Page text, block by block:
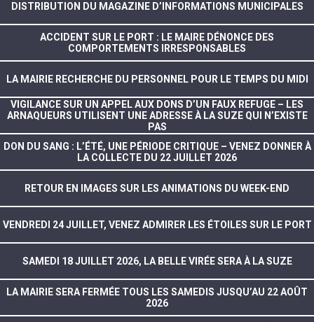
DISTRIBUTION DU MAGAZINE D’INFORMATIONS MUNICIPALES
ACCIDENT SUR LE PORT : LE MAIRE DÉNONCE DES
COMPORTEMENTS IRRESPONSABLES
LA MAIRIE RECHERCHE DU PERSONNEL POUR LE TEMPS DU MIDI
VIGILANCE SUR UN APPEL AUX DONS D’UN FAUX REFUGE – LES
ARNAQUEURS UTILISENT UNE ADRESSE À LA SUZE QUI N’EXISTE
PAS
DON DU SANG : L’ÉTÉ, UNE PÉRIODE CRITIQUE – VENEZ DONNER À
LA COLLECTE DU 22 JUILLET 2026
RETOUR EN IMAGES SUR LES ANIMATIONS DU WEEK-END
VENDREDI 24 JUILLET, VENEZ ADMIRER LES ÉTOILES SUR LE PORT
SAMEDI 18 JUILLET 2026, LA BELLE VIRÉE SERA À LA SUZE
LA MAIRIE SERA FERMÉE TOUS LES SAMEDIS JUSQU’AU 22 AOÛT
2026